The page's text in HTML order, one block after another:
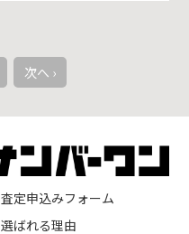
次へ ›
査定申込みフォーム
選ばれる理由